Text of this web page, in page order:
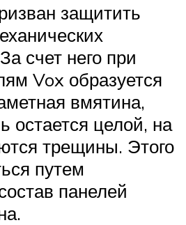
защитить
счет него при
Vox образуется
вмятина,
остается целой, на
трещины. Этого
путем
панелей